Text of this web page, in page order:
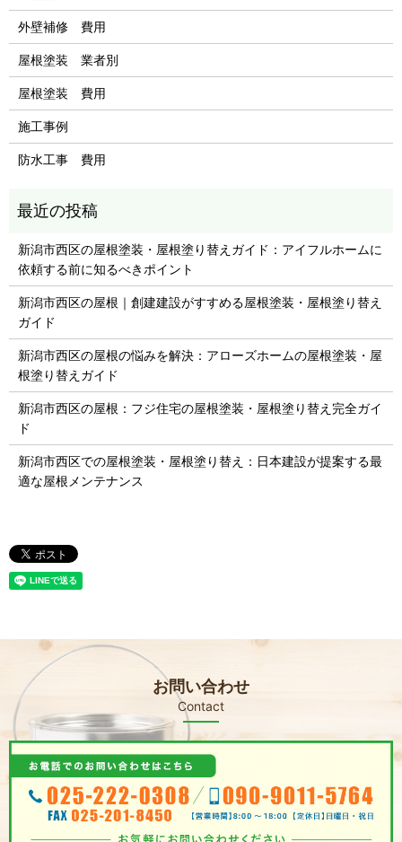
外壁補修 費用
屋根塗装 業者別
屋根塗装 費用
施工事例
防水工事 費用
新潟市西区の屋根塗装・屋根塗り替えガイド：アイフルホームに
依頼する前に知るべきポイント
新潟市西区の屋根｜創建建設がすすめる屋根塗装・屋根塗り替え
ガイド
新潟市西区の屋根の悩みを解決：アローズホームの屋根塗装・屋
根塗り替えガイド
新潟市西区の屋根：フジ住宅の屋根塗装・屋根塗り替え完全ガイ
ド
新潟市西区での屋根塗装・屋根塗り替え：日本建設が提案する最
適な屋根メンテナンス
お問い合わせ
Contact